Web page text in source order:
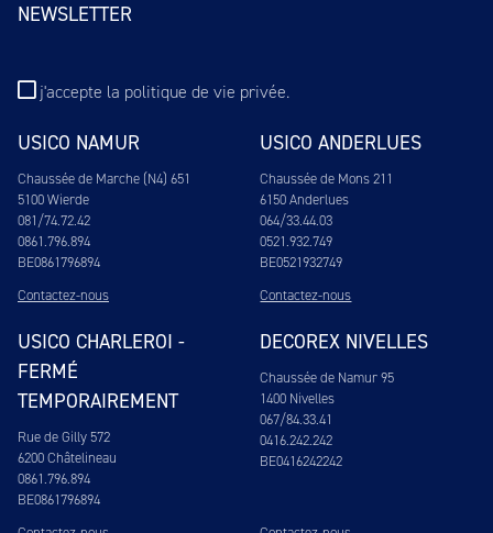
NEWSLETTER
j'accepte la politique de vie privée.
USICO NAMUR
Chaussée de Marche (N4) 651
5100 Wierde
081/74.72.42
0861.796.894
BE0861796894
Contactez-nous
USICO ANDERLUES
Chaussée de Mons 211
6150 Anderlues
064/33.44.03
0521.932.749
BE0521932749
Contactez-nous
USICO CHARLEROI -
FERMÉ
TEMPORAIREMENT
Rue de Gilly 572
6200 Châtelineau
0861.796.894
BE0861796894
DECOREX NIVELLES
Chaussée de Namur 95
1400 Nivelles
067/84.33.41
0416.242.242
BE0416242242